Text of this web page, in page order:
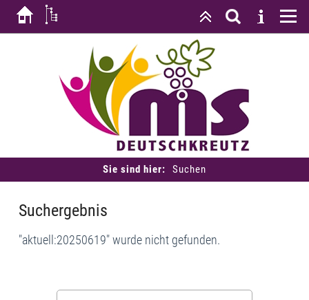
Sie sind hier: Suchen
Suchergebnis
"aktuell:20250619" wurde nicht gefunden.